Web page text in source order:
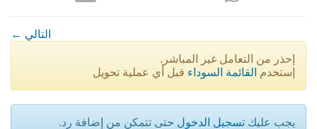
← التالي
إحذر من التعامل غير المباشر.
إستخدم القائمة السوداء قبل أي عملية تحويل
يجب عليك تسجيل الدخول حتى تتمكن من إضافة رد.